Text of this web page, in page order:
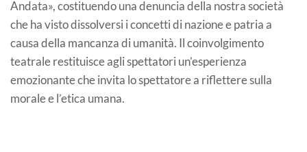
Andata», costituendo una denuncia della nostra società
che ha visto dissolversi i concetti di nazione e patria a
causa della mancanza di umanità. Il coinvolgimento
teatrale restituisce agli spettatori un’esperienza
emozionante che invita lo spettatore a riflettere sulla
morale e l’etica umana.